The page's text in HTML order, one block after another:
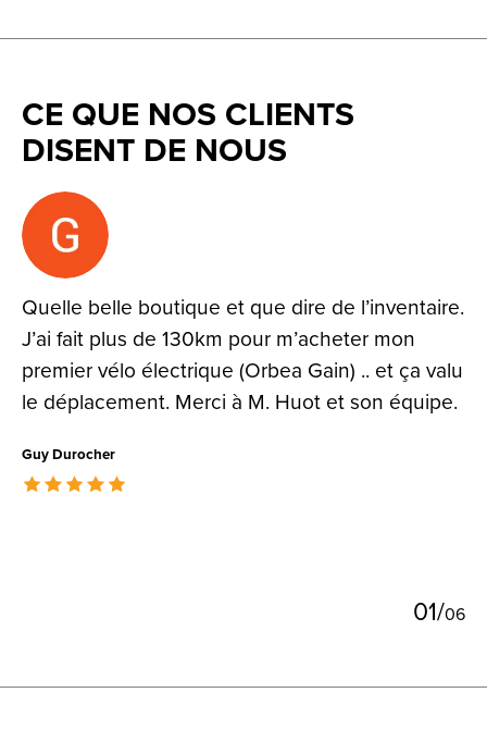
CE QUE NOS CLIENTS
DISENT DE NOUS
Testimonial items
Quelle belle boutique et que dire de l’inventaire.
J’ai fait plus de 130km pour m’acheter mon
premier vélo électrique (Orbea Gain) .. et ça valu
le déplacement. Merci à M. Huot et son équipe.
Guy Durocher
The rating of this product is
01/06